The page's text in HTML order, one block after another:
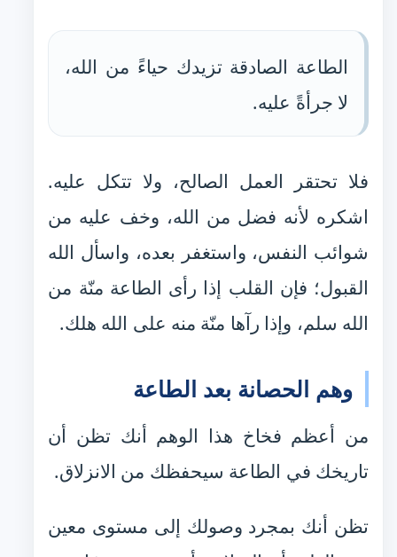
الطاعة الصادقة تزيدك حياءً من الله،
لا جرأةً عليه.
فلا تحتقر العمل الصالح، ولا تتكل عليه.
اشكره لأنه فضل من الله، وخف عليه من
شوائب النفس، واستغفر بعده، واسأل الله
القبول؛ فإن القلب إذا رأى الطاعة منّة من
الله سلم، وإذا رآها منّة منه على الله هلك.
وهم الحصانة بعد الطاعة
من أعظم فخاخ هذا الوهم أنك تظن أن
تاريخك في الطاعة سيحفظك من الانزلاق.
تظن أنك بمجرد وصولك إلى مستوى معين